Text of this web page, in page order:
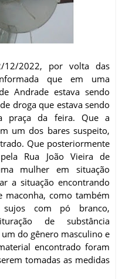
12/2022, por volta das
que em uma
Andrade estava sendo
droga que estava sendo
praça da feira. Que a
um dos bares suspeito,
Que posteriormente
Rua João Vieira de
mulher em situação
a situação encontrando
maconha, como também
com pó branco,
de substância
do gênero masculino e
encontrado foram
tomadas as medidas